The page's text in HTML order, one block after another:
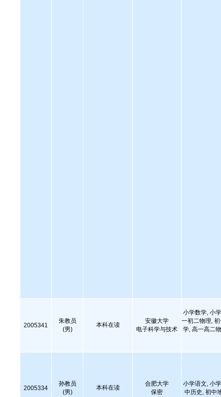
2005341
朱教员
(男)
本科在读
安徽大学
电子科学与技术
小学数学, 小
一初二物理,
学, 高一高二
2005334
孙教员
(男)
本科在读
合肥大学
保密
小学语文, 小
中历史, 初中